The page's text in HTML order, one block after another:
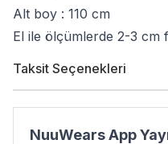
Alt boy : 110 cm
El ile ölçümlerde 2-3 cm
Taksit Seçenekleri
NuuWears App